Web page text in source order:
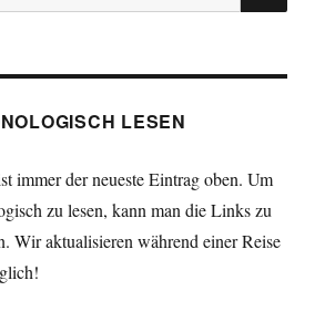
LESEN
immer der neueste Eintrag oben. Um
zu lesen, kann man die Links zu
Wir aktualisieren während einer Reise